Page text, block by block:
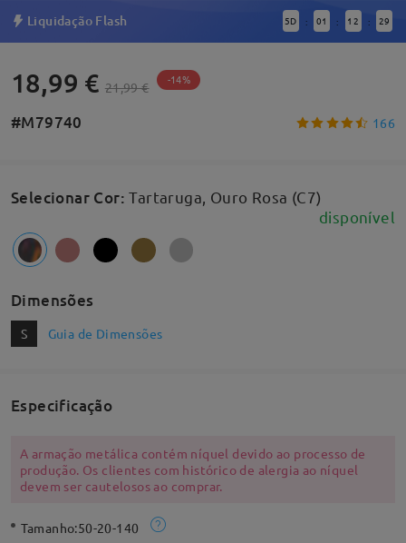
Liquidação Flash 5D : 01 : 12 : 28
18,99 € 21,99 € -14%
#M79740 166
Selecionar Cor:Tartaruga, Ouro Rosa (C7)
disponível
Dimensões
S Guia de Dimensões
Especificação
A armação metálica contém níquel devido ao processo de
produção. Os clientes com histórico de alergia ao níquel
devem ser cautelosos ao comprar.
Tamanho:50-20-140